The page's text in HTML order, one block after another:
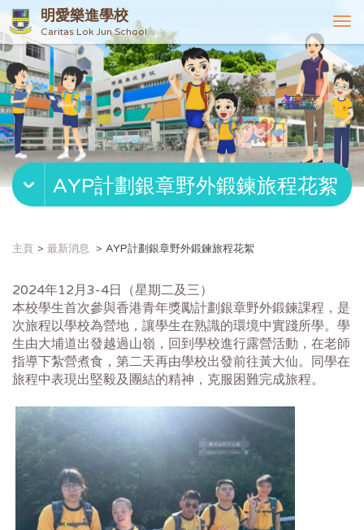
明愛樂進學校
Caritas Lok Jun School
T
o
g
g
l
e
n
v
g
AYP計劃銀章野外鍛鍊旅程花絮
主頁 最新消息 AYP計劃銀章野外鍛鍊旅程花絮
2024年12月3-4日（星期二及三）
本校學生首次參與香港青年獎勵計劃銀章野外鍛鍊課程， 是
次旅程以學校為營地，讓學生在熟識的環境中實踐所學。 學
生由大埔道出發越過山嶺，回到學校進行露營活動， 在老師
指導下紮營煮食，第二天再由學校出發前往黃大仙。 同學在
旅程中表現出堅毅及團結的精神，克服困難完成旅程。